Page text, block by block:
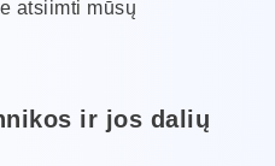
atsiimti mūsų
ir jos dalių